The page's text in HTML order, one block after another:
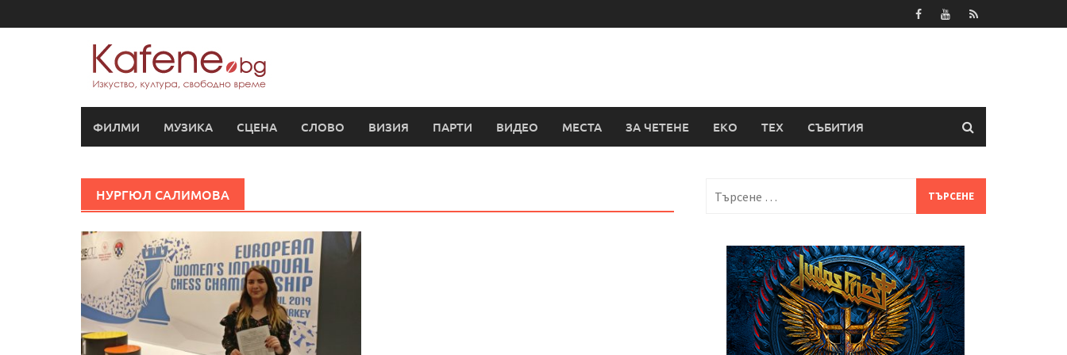
to
ФИЛМИ МУЗИКА СЦЕНА СЛОВО ВИЗИЯ ПАРТИ ВИДЕО МЕСТА ЗА ЧЕТЕНЕ ЕКО ТЕХ СЪБИТИЯ
НУРГЮЛ САЛИМОВА
за: